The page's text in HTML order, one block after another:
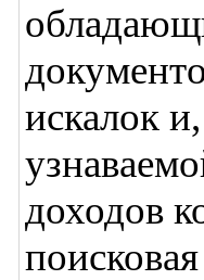
искалок
доходов